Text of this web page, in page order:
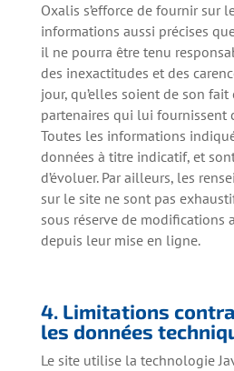
Oxalis s’efforce de fournir sur
informations aussi précises
il ne pourra être tenu
des inexactitudes et des
jour, qu’elles soient de son
partenaires qui lui fournissent
Toutes les informations
données à titre indicatif, et
d’évoluer. Par ailleurs, les
sur le site ne sont pas
sous réserve de modifications
depuis leur mise en ligne.
4. Limitations
les données
Le site utilise la technologie